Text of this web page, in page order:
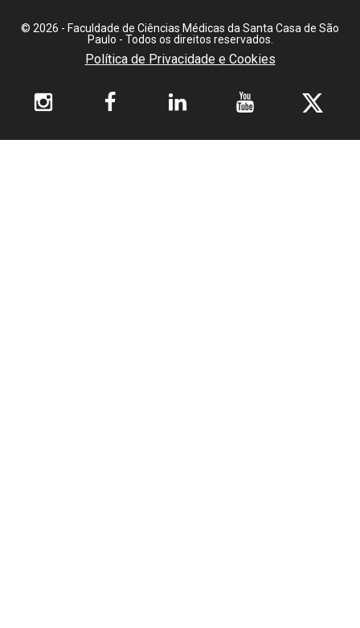
© 2026 - Faculdade de Ciências Médicas da Santa Casa de São
Paulo - Todos os direitos reservados.
Política de Privacidade e Cookies